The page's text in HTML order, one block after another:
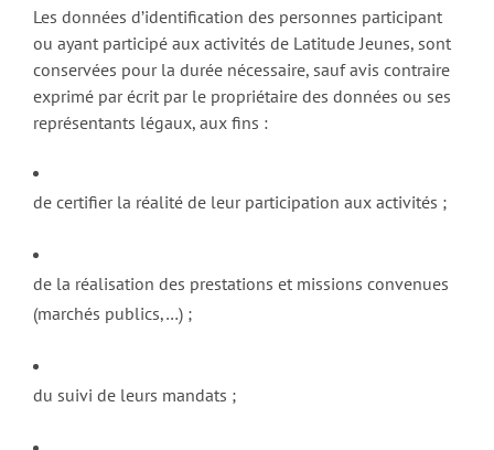
Les données d’identification des personnes participant
ou ayant participé aux activités de Latitude Jeunes, sont
conservées pour la durée nécessaire, sauf avis contraire
exprimé par écrit par le propriétaire des données ou ses
représentants légaux, aux fins :
de certifier la réalité de leur participation aux activités ;
de la réalisation des prestations et missions convenues
(marchés publics,…) ;
du suivi de leurs mandats ;